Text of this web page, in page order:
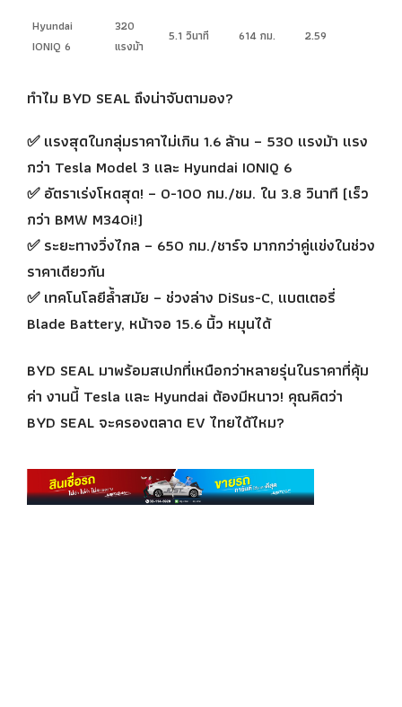
Hyundai
IONIQ 6
320
แรงม้า
5.1 วินาที 614 กม. 2.59
ทำไม BYD SEAL ถึงน่าจับตามอง?
✅ แรงสุดในกลุ่มราคาไม่เกิน 1.6 ล้าน – 530 แรงม้า แรง
กว่า Tesla Model 3 และ Hyundai IONIQ 6
✅ อัตราเร่งโหดสุด! – 0-100 กม./ชม. ใน 3.8 วินาที (เร็ว
กว่า BMW M340i!)
✅ ระยะทางวิ่งไกล – 650 กม./ชาร์จ มากกว่าคู่แข่งในช่วง
ราคาเดียวกัน
✅ เทคโนโลยีล้ำสมัย – ช่วงล่าง DiSus-C, แบตเตอรี่
Blade Battery, หน้าจอ 15.6 นิ้ว หมุนได้
BYD SEAL มาพร้อมสเปกที่เหนือกว่าหลายรุ่นในราคาที่คุ้ม
ค่า งานนี้ Tesla และ Hyundai ต้องมีหนาว! คุณคิดว่า
BYD SEAL จะครองตลาด EV ไทยได้ไหม?